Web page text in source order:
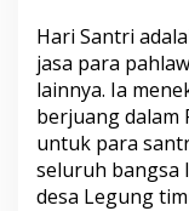
Hari Santri
jasa para
lainnya. Ia
berjuang dalam
untuk para
seluruh bangsa
desa Legung